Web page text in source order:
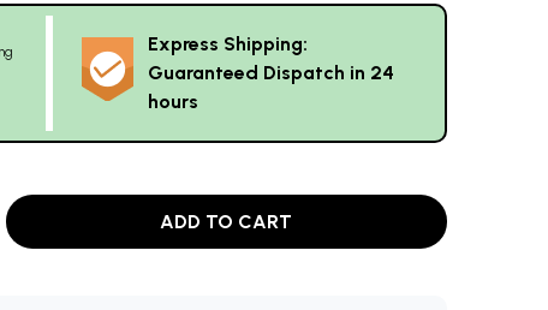
Express Shipping:
Guaranteed Dispatch in 24
hours
ADD TO CART